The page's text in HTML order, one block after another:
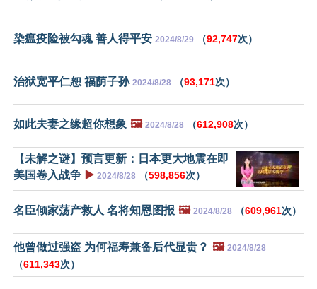
染瘟疫险被勾魂 善人得平安 2024/8/29 （92,747次）
治狱宽平仁恕 福荫子孙 2024/8/28 （93,171次）
如此夫妻之缘超你想象 🖼️ 2024/8/28 （612,908次）
【未解之谜】预言更新：日本更大地震在即
美国卷入战争 ▶️ 2024/8/28 （598,856次）
名臣倾家荡产救人 名将知恩图报 🖼️ 2024/8/28 （609,961次）
他曾做过强盗 为何福寿兼备后代显贵？ 🖼️ 2024/8/28
（611,343次）